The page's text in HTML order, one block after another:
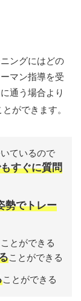
ングにはどの
マン指導を受
通う場合より
とができます。
ているので
すぐに質問
勢でトレー
とができる
ことができる
ことができる